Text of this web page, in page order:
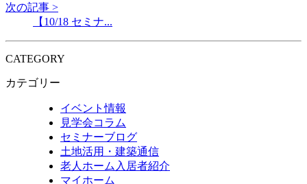
次の記事 >
【10/18 セミナ...
CATEGORY
カテゴリー
イベント情報
見学会コラム
セミナーブログ
土地活用・建築通信
老人ホーム入居者紹介
マイホーム